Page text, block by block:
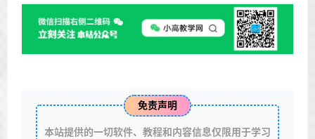
免责声明
本站提供的一切软件、教程和内容信息仅限用于学习